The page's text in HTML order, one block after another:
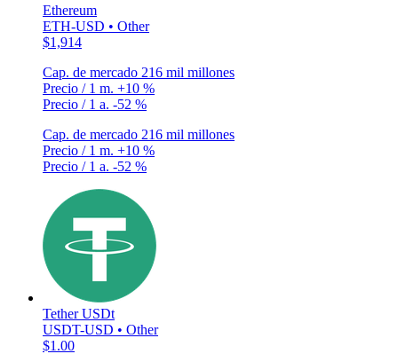
Ethereum
ETH-USD • Other
$1,914
Cap. de mercado 216 mil millones
Precio / 1 m. +10 %
Precio / 1 a. -52 %
Cap. de mercado 216 mil millones
Precio / 1 m. +10 %
Precio / 1 a. -52 %
Tether USDt
USDT-USD • Other
$1.00